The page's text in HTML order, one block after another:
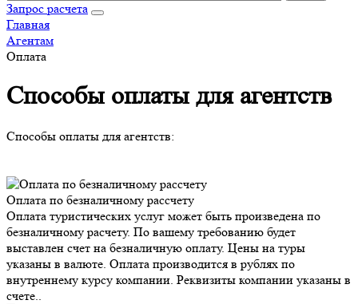
Запрос расчета
Главная
Агентам
Оплата
Способы оплаты для агентств
Способы оплаты для агентств:
Оплата по безналичному рассчету
Оплата туристических услуг может быть произведена по
безналичному расчету. По вашему требованию будет
выставлен счет на безналичную оплату. Цены на туры
указаны в валюте. Оплата производится в рублях по
внутреннему курсу компании. Реквизиты компании указаны в
счете..